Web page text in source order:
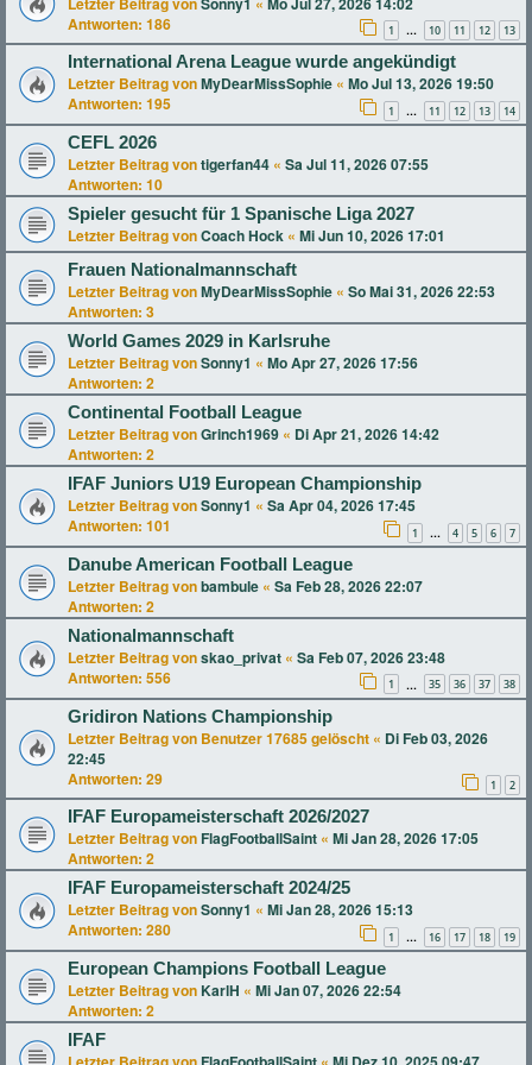
Antworten: 186 1 … 10 11 12 13
International Arena League wurde angekündigt
Letzter Beitrag vonMyDearMissSophie « Mo Jul 13, 2026 19:50
Antworten: 195 1 … 11 12 13 14
CEFL 2026
Letzter Beitrag vontigerfan44 « Sa Jul 11, 2026 07:55
Antworten: 10
Spieler gesucht für 1 Spanische Liga 2027
Letzter Beitrag vonCoach Hock « Mi Jun 10, 2026 17:01
Frauen Nationalmannschaft
Letzter Beitrag vonMyDearMissSophie « So Mai 31, 2026 22:53
Antworten: 3
World Games 2029 in Karlsruhe
Letzter Beitrag vonSonny1 « Mo Apr 27, 2026 17:56
Antworten: 2
Continental Football League
Letzter Beitrag vonGrinch1969 « Di Apr 21, 2026 14:42
Antworten: 2
IFAF Juniors U19 European Championship
Letzter Beitrag vonSonny1 « Sa Apr 04, 2026 17:45
Antworten: 101 1 … 4 5 6 7
Danube American Football League
Letzter Beitrag vonbambule « Sa Feb 28, 2026 22:07
Antworten: 2
Nationalmannschaft
Letzter Beitrag vonskao_privat « Sa Feb 07, 2026 23:48
Antworten: 556 1 … 35 36 37 38
Gridiron Nations Championship
Letzter Beitrag von Benutzer 17685 gelöscht « Di Feb 03, 2026
22:45
Antworten: 29 1 2
IFAF Europameisterschaft 2026/2027
Letzter Beitrag von FlagFootballSaint « Mi Jan 28, 2026 17:05
Antworten: 2
IFAF Europameisterschaft 2024/25
Letzter Beitrag vonSonny1 « Mi Jan 28, 2026 15:13
Antworten: 280 1 … 16 17 18 19
European Champions Football League
Letzter Beitrag von KarlH « Mi Jan 07, 2026 22:54
Antworten: 2
IFAF